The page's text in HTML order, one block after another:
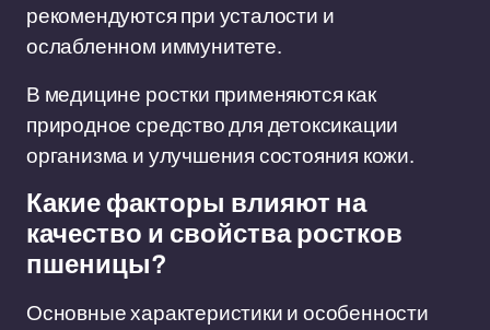
рекомендуются при усталости и
ослабленном иммунитете.
В медицине ростки применяются как
природное средство для детоксикации
организма и улучшения состояния кожи.
Какие факторы влияют на
качество и свойства ростков
пшеницы?
Основные характеристики и особенности